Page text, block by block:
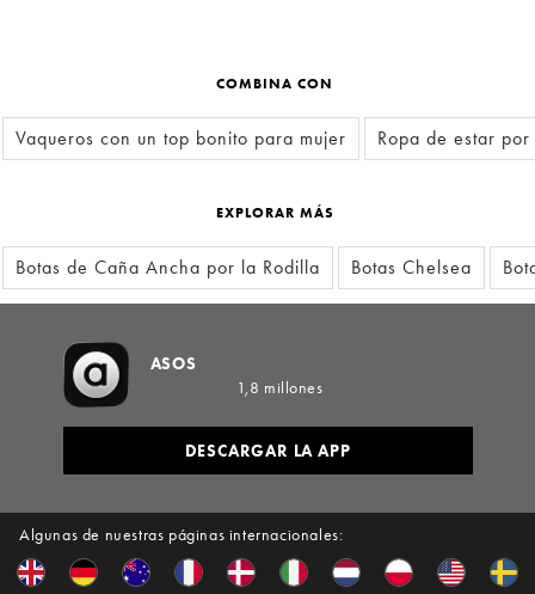
COMBINA CON
Vaqueros con un top bonito para mujer Ropa de estar
EXPLORAR MÁS
Botas de Caña Ancha por la Rodilla Botas Chelsea
Algunas de nuestras páginas internacionales:
ASOS
1,8 millones
DESCARGAR LA APP